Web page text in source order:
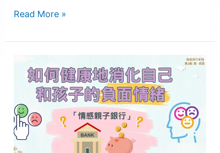
Read More »
Parenting
Series】
Episode
2:
Love
‧